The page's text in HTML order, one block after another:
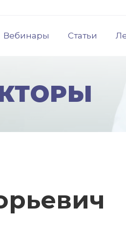
Вебинары Статьи